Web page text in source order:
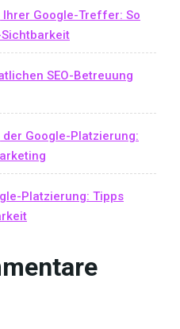
Google-Treffer: So
SEO-Betreuung
Google-Platzierung:
Platzierung: Tipps